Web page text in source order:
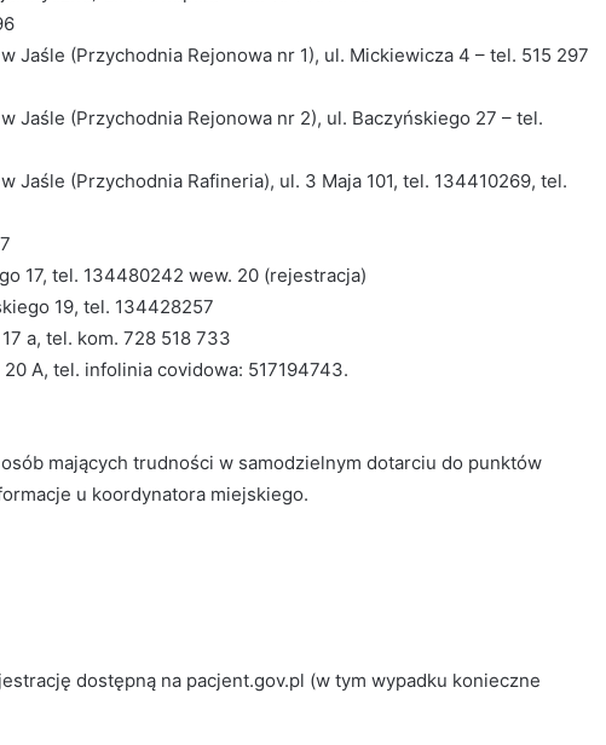
Jaśle (Przychodnia Rejonowa nr 1), ul. Mickiewicza 4 – tel. 515 297
Jaśle (Przychodnia Rejonowa nr 2), ul. Baczyńskiego 27 – tel.
Jaśle (Przychodnia Rafineria), ul. 3 Maja 101, tel. 134410269, tel.
17, tel. 134480242 wew. 20 (rejestracja)
19, tel. 134428257
a, tel. kom. 728 518 733
A, tel. infolinia covidowa: 517194743.
mających trudności w samodzielnym dotarciu do punktów
u koordynatora miejskiego.
dostępną na pacjent.gov.pl (w tym wypadku konieczne